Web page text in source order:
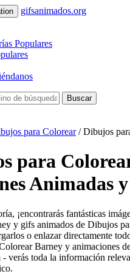
gifsanimados.org
Populares
Buscar
para Colorear/ Dibujos
para
Animadas
¡encontrarás fantásticas
y gifs animados de Dibujos
o enlazar directamente
Barney y animaciones
verás toda la información